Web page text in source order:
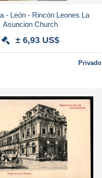
- León - Rincón Leones La
Asuncion Church
± 6,93 US$
Privado